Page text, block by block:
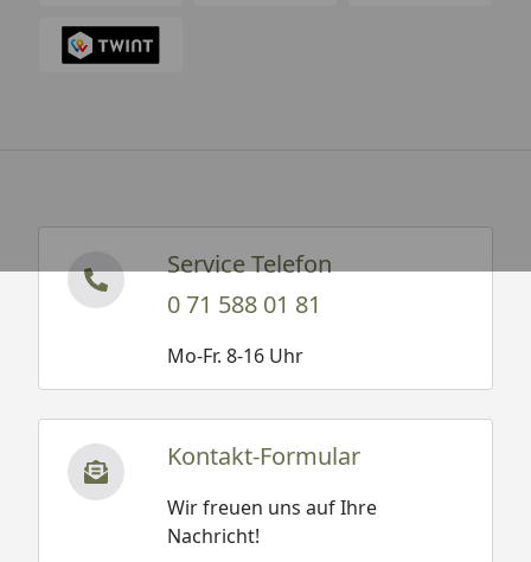
Service Telefon
0 71 588 01 81
Mo-Fr. 8-16 Uhr
Kontakt-Formular
Wir freuen uns auf Ihre
Nachricht!